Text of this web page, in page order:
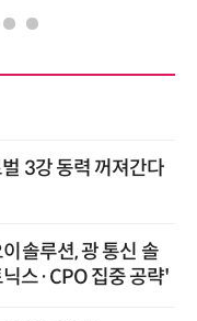
3강 동력 꺼져간다
솔루션, 광 통신 솔
스·CPO 집중 공략'